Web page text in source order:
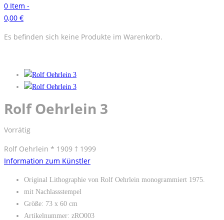
0 Item -
0,00 €
Es befinden sich keine Produkte im Warenkorb.
Rolf Oehrlein 3
Vorrätig
Rolf Oehrlein * 1909 † 1999
Information zum Künstler
Original Lithographie von Rolf Oehrlein monogrammiert 1975.
mit Nachlassstempel
Größe: 73 x 60 cm
Artikelnummer: zRO003